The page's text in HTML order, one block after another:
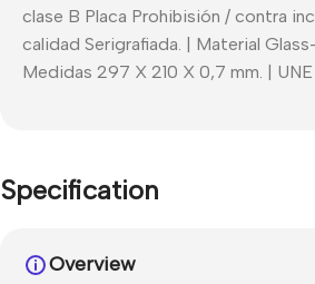
clase B Placa Prohibisión / contra
calidad Serigrafiada. | Material
Medidas 297 X 210 X 0,7 mm. |
Specification
Overview